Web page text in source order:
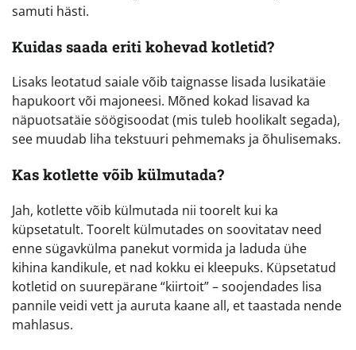
samuti hästi.
Kuidas saada eriti kohevad kotletid?
Lisaks leotatud saiale võib taignasse lisada lusikatäie
hapukoort või majoneesi. Mõned kokad lisavad ka
näpuotsatäie söögisoodat (mis tuleb hoolikalt segada),
see muudab liha tekstuuri pehmemaks ja õhulisemaks.
Kas kotlette võib külmutada?
Jah, kotlette võib külmutada nii toorelt kui ka
küpsetatult. Toorelt külmutades on soovitatav need
enne sügavkülma panekut vormida ja laduda ühe
kihina kandikule, et nad kokku ei kleepuks. Küpsetatud
kotletid on suurepärane “kiirtoit” – soojendades lisa
pannile veidi vett ja auruta kaane all, et taastada nende
mahlasus.